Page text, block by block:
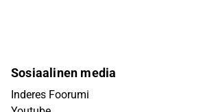
Sosiaalinen media
Inderes Foorumi